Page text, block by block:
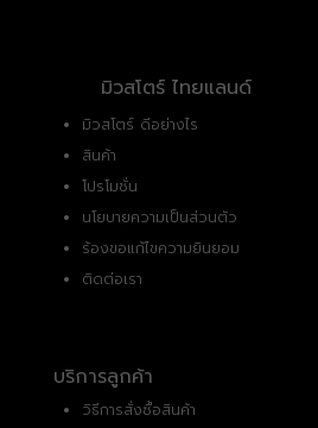
มิวสโตร์ ไทยแลนด์
มิวสโตร์ ดีอย่างไร
สินค้า
โปรโมชั่น
นโยบายความเป็นส่วนตัว
ร้องขอแก้ไขความยินยอม
ติดต่อเรา
บริการลูกค้า
วิธีการสั่งซื้อสินค้า